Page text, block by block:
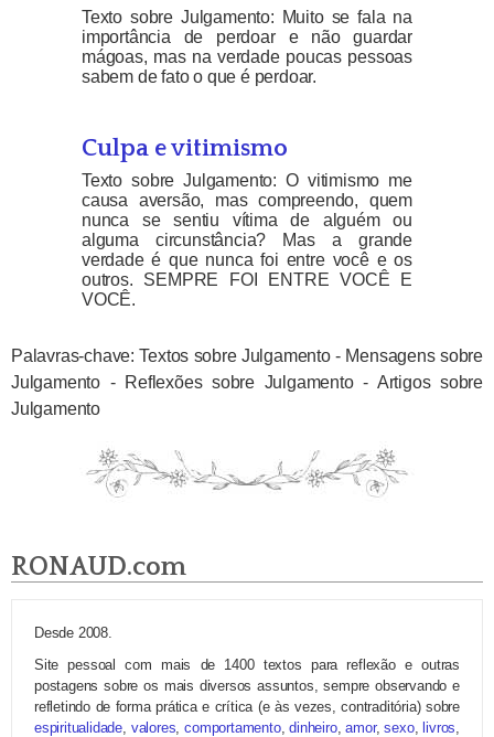
Texto sobre Julgamento: Muito se fala na
importância de perdoar e não guardar
mágoas, mas na verdade poucas pessoas
sabem de fato o que é perdoar.
Culpa e vitimismo
Texto sobre Julgamento: O vitimismo me
causa aversão, mas compreendo, quem
nunca se sentiu vítima de alguém ou
alguma circunstância? Mas a grande
verdade é que nunca foi entre você e os
outros. SEMPRE FOI ENTRE VOCÊ E
VOCÊ.
Palavras-chave: Textos sobre Julgamento - Mensagens sobre
Julgamento - Reflexões sobre Julgamento - Artigos sobre
Julgamento
RONAUD.com
Desde 2008.
Site pessoal com mais de 1400 textos para reflexão e outras
postagens sobre os mais diversos assuntos, sempre observando e
refletindo de forma prática e crítica (e às vezes, contraditória) sobre
espiritualidade, valores,comportamento,dinheiro,amor,sexo, livros,